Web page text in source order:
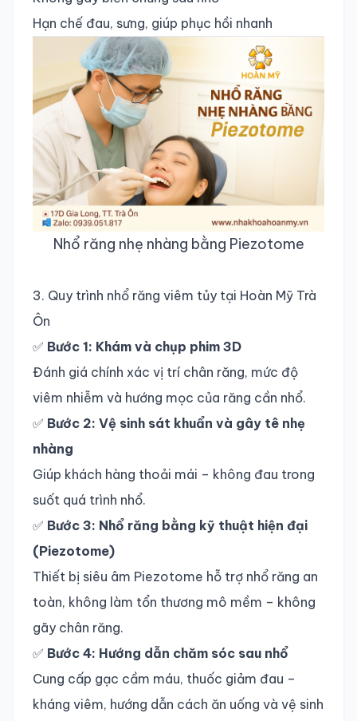
Hạn chế đau, sưng, giúp phục hồi nhanh
Nhổ răng nhẹ nhàng bằng Piezotome
3. Quy trình nhổ răng viêm tủy tại Hoàn Mỹ Trà
Ôn
✅ Bước 1: Khám và chụp phim 3D
Đánh giá chính xác vị trí chân răng, mức độ
viêm nhiễm và hướng mọc của răng cần nhổ.
✅ Bước 2: Vệ sinh sát khuẩn và gây tê nhẹ
nhàng
Giúp khách hàng thoải mái – không đau trong
suốt quá trình nhổ.
✅ Bước 3: Nhổ răng bằng kỹ thuật hiện đại
(Piezotome)
Thiết bị siêu âm Piezotome hỗ trợ nhổ răng an
toàn, không làm tổn thương mô mềm – không
gãy chân răng.
✅ Bước 4: Hướng dẫn chăm sóc sau nhổ
Cung cấp gạc cầm máu, thuốc giảm đau –
kháng viêm, hướng dẫn cách ăn uống và vệ sinh